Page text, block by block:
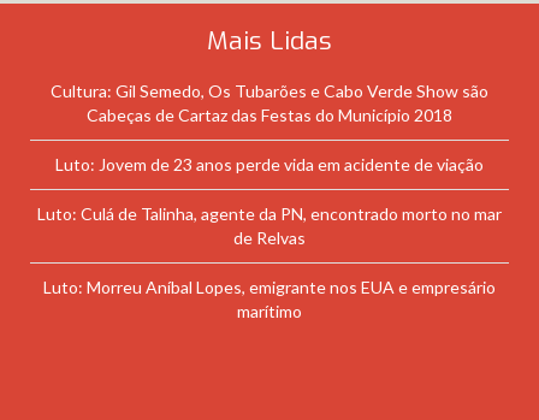
Mais Lidas
Cultura: Gil Semedo, Os Tubarões e Cabo Verde Show são
Cabeças de Cartaz das Festas do Município 2018
Luto: Jovem de 23 anos perde vida em acidente de viação
Luto: Culá de Talinha, agente da PN, encontrado morto no mar
de Relvas
Luto: Morreu Aníbal Lopes, emigrante nos EUA e empresário
marítimo